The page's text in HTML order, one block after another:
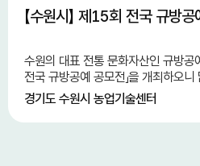
【수원시】 제15회 전국 규방
수원의 대표 전통 문화자산인 규방공
전국 규방공예 공모전」을 개최하오
경기도 수원시 농업기술센터